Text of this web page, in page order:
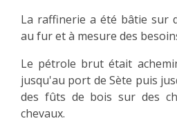
La raffinerie a été bâtie sur
au fur et à mesure des
Le pétrole brut était
jusqu'au port de Sète puis
des fûts de bois sur des
chevaux.